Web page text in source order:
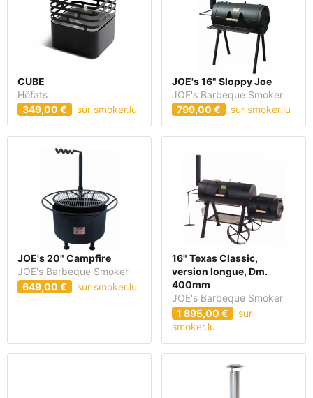
CUBE
Höfats
349,00 €
sur smoker.lu
JOE's 16" Sloppy Joe
JOE's Barbeque Smoker
799,00 €
sur smoker.lu
JOE's 20" Campfire
JOE's Barbeque Smoker
649,00 €
sur smoker.lu
16" Texas Classic,
version longue, Dm.
400mm
JOE's Barbeque Smoker
1 895,00 €
sur
smoker.lu